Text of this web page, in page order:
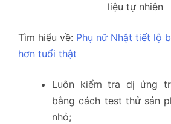
liệu tự nhiên
Tìm hiểu về: Phụ nữ Nhật tiết lộ
hơn tuổi thật
Luôn kiểm tra dị ứng
bằng cách test thử sản
nhỏ;